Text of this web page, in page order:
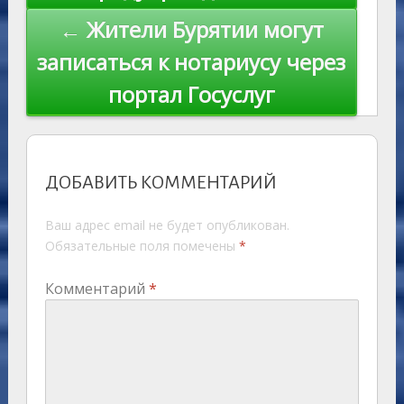
записям
← Жители Бурятии могут
записаться к нотариусу через
портал Госуслуг
ДОБАВИТЬ КОММЕНТАРИЙ
Ваш адрес email не будет опубликован.
Обязательные поля помечены *
Комментарий *